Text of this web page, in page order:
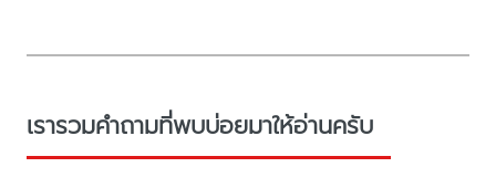
เรารวมคำถามที่พบบ่อยมาให้อ่านครับ